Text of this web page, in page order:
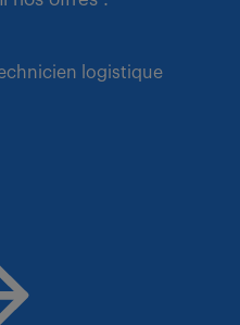
logistique